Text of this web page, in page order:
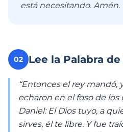
está necesitando. Amén.
02 Lee la Palabra
“Entonces el rey mandó,
echaron en el foso de los
Daniel: El Dios tuyo, a
sirves, él te libre. Y fue